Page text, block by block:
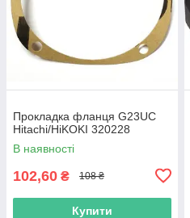
Прокладка фланця G23UC
Hitachi/HiKOKI 320228
В наявності
102,60 ₴ 108 ₴
Купити